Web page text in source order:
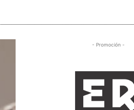
- Promoción -